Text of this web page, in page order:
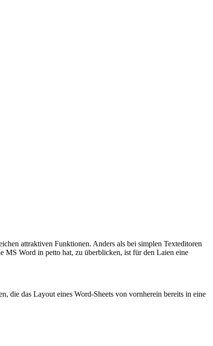
attraktiven Funktionen. Anders als bei simplen Texteditoren
MS Word in petto hat, zu überblicken, ist für den Laien eine
die das Layout eines Word-Sheets von vornherein bereits in eine